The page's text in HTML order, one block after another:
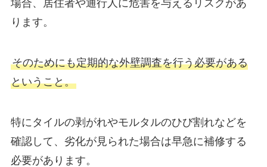
場合、居住者や通行人に危害を与えるリスクがあ
ります。
そのためにも定期的な外壁調査を行う必要がある
ということ。
特にタイルの剥がれやモルタルのひび割れなどを
確認して、劣化が見られた場合は早急に補修する
必要があります。